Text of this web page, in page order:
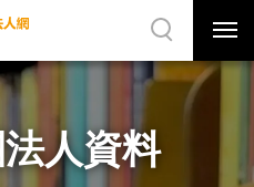
選
單
關
網
站
尋
人資料